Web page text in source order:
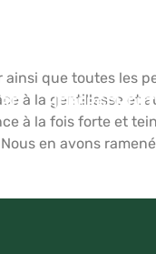
que toutes les
à la gentillesse et
à la fois forte et
en avons